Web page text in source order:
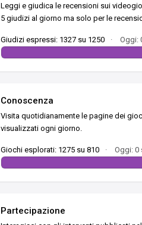
Leggi e giudica le recensioni sui
5 giudizi al giorno ma solo per le
Giudizi espressi: 1327 su 1250 · Oggi:
Conoscenza
Visita quotidianamente le pagine dei
visualizzati ogni giorno.
Giochi esplorati: 1275 su 810 · Oggi: 0
Partecipazione